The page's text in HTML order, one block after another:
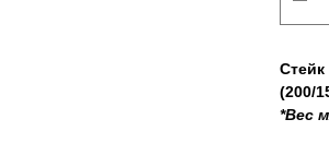
(200/
*Вес